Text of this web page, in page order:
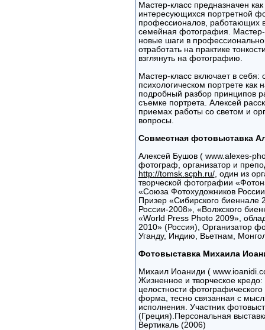
Мастер-класс предназначен
интересующихся портретной
профессионалов, работающих
семейная фотография. Мастер-
новые шаги в
отработать на практике
взглянуть на фотографию.
Мастер-класс включает в себя:
психологическом портрете как
подробный разбор принципов
съемке портрета. Алексей
приемах работы со светом и
вопросы.
Совместная фотовыставка
Алексей Бушов ( www.alexes-
фотограф, организатор и
http://tomsk.scph.ru/, один из
творческой фотографии
«Союза Фотохудожников
Призер «Сибирского
России-2008», «Волжского
«World Press Photo 2009»,
2010» (Россия), Организатор
Уганду, Индию, Вьетнам,
Фотовыставка Михаила
Михаил Иоаниди (
Жизненное и творческое
целостности
форма, тесно связанная с
исполнения. Участник
(Греция).Персональная
Вертикаль (2006)